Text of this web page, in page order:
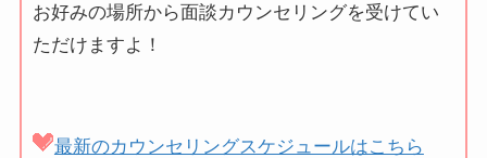
お好みの場所から面談カウンセリングを受けてい
ただけますよ！
最新のカウンセリングスケジュールはこちら